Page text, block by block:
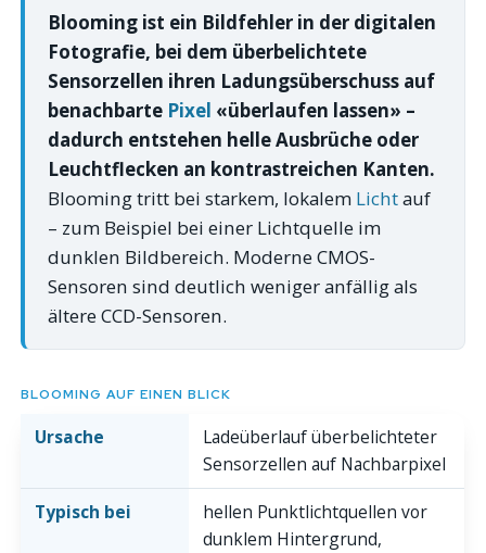
Blooming ist ein Bildfehler in der digitalen
Fotografie, bei dem überbelichtete
Sensorzellen ihren Ladungsüberschuss auf
benachbarte Pixel «überlaufen lassen» –
dadurch entstehen helle Ausbrüche oder
Leuchtflecken an kontrastreichen Kanten.
Blooming tritt bei starkem, lokalem Lichtauf
– zum Beispiel bei einer Lichtquelle im
dunklen Bildbereich. Moderne CMOS-
Sensoren sind deutlich weniger anfällig als
ältere CCD-Sensoren.
BLOOMING AUF EINEN BLICK
Ursache
Ladeüberlauf überbelichteter
Sensorzellen auf Nachbarpixel
Typisch bei
hellen Punktlichtquellen vor
dunklem Hintergrund,